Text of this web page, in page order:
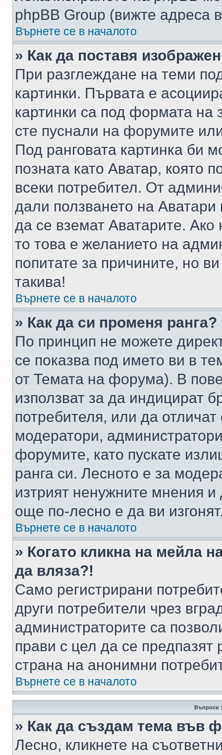
phpBB Group (вижте адреса
Върнете се в началото
» Как да поставя
При разглеждане на теми
картинки. Първата е
картинки са под формата на
сте пуснали на форумите
Под ранговата картинка би
позната като Аватар, която
всеки потребител. От
дали ползването на
да се вземат Аватарите.
то това е желанието на
попитате за причините, но
такива!
Върнете се в началото
» Как да си променя ранга?
По принцип не можете
се показва под името ви в
от Темата на форума). В
използват за да индицират
потребителя, или да
модератори,
форумите, като пускате
ранга си. Лесното е за
изтрият ненужните мнения
още по-лесно е да ви
Върнете се в началото
» Когато кликна на мейла
да вляза?!
Само регистрирани
други потребители чрез
администраторите са
прави с цел да се предпазят
страна на анонимни
Върнете се в началото
Въпроси
» Как да създам тема във
Лесно, кликнете на